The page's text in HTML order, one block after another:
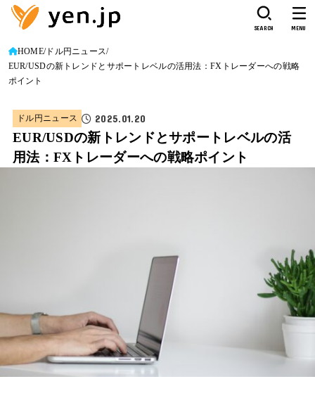
SEARCH MENU
HOME ドル円ニュース
EUR/USDの新トレンドとサポートレベルの活用法：FXトレーダーへの戦略
ポイント
ドル円ニュース 2025.01.20
EUR/USDの新トレンドとサポートレベルの活
用法：FXトレーダーへの戦略ポイント